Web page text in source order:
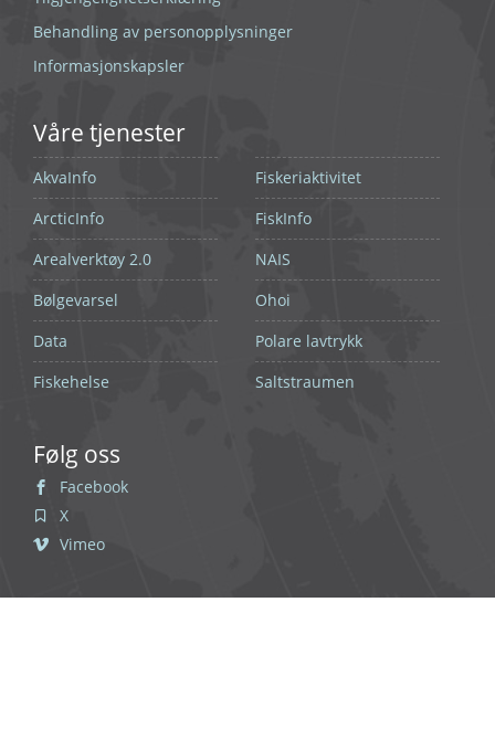
Behandling av personopplysninger
Informasjonskapsler
Våre tjenester
AkvaInfo
ArcticInfo
Arealverktøy 2.0
Bølgevarsel
Data
Fiskehelse
Fiskeriaktivitet
FiskInfo
NAIS
Ohoi
Polare lavtrykk
Saltstraumen
Følg oss
Facebook
X
Vimeo